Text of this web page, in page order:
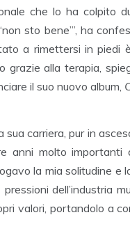
che lo ha colpito
sto bene’”, ha
a rimettersi in
grazie alla terapia,
il suo nuovo album,
sua carriera, pur in
anni molto importanti
la mia solitudine e
dell’industria
valori, portandolo a